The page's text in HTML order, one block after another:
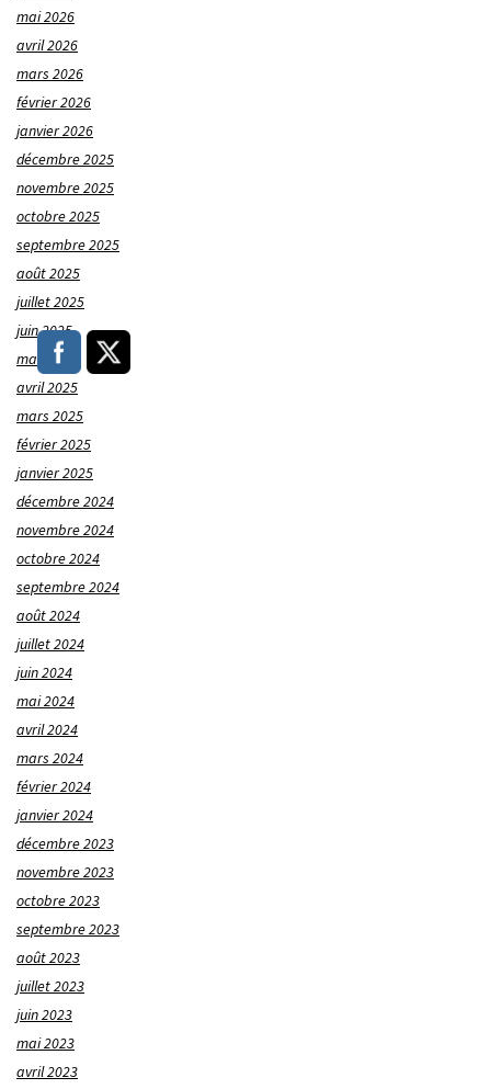
mai 2026
avril 2026
mars 2026
février 2026
janvier 2026
décembre 2025
novembre 2025
octobre 2025
septembre 2025
août 2025
juillet 2025
juin 2025
mai 2025
avril 2025
mars 2025
février 2025
janvier 2025
décembre 2024
novembre 2024
octobre 2024
septembre 2024
août 2024
juillet 2024
juin 2024
mai 2024
avril 2024
mars 2024
février 2024
janvier 2024
décembre 2023
novembre 2023
octobre 2023
septembre 2023
août 2023
juillet 2023
juin 2023
mai 2023
avril 2023